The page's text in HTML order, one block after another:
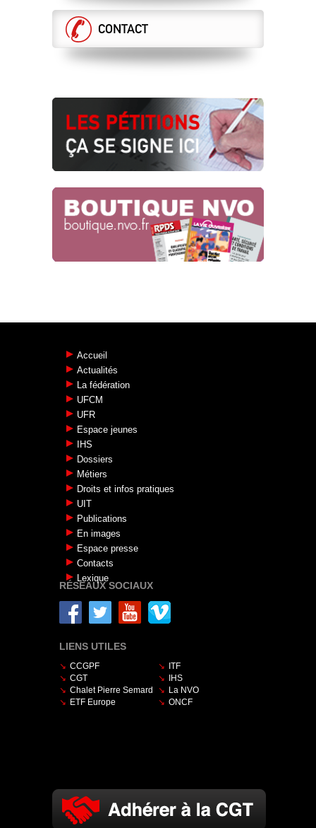
CONTACT
Accueil
Actualités
La fédération
UFCM
UFR
Espace jeunes
IHS
Dossiers
Métiers
Droits et infos pratiques
UIT
Publications
En images
Espace presse
Contacts
Lexique
RÉSEAUX SOCIAUX
LIENS UTILES
CCGPF
CGT
Chalet Pierre Semard
ETF Europe
ITF
IHS
La NVO
ONCF